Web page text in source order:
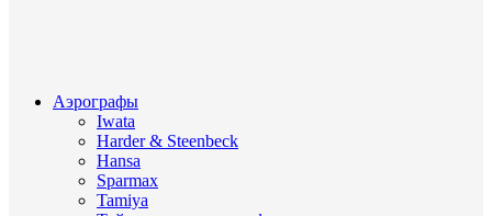
Аэрографы
Iwata
Harder & Steenbeck
Hansa
Sparmax
Tamiya